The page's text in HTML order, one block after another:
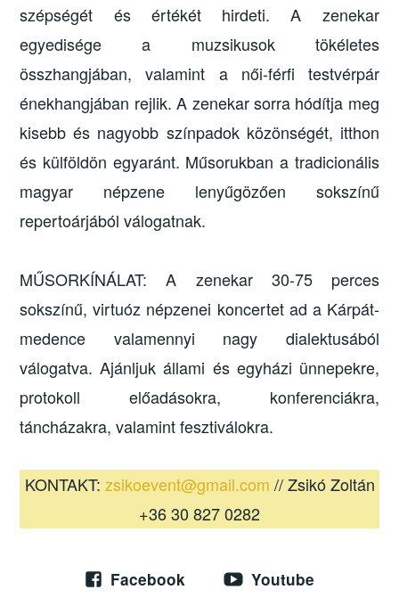
szépségét és értékét hirdeti. A zenekar
egyedisége a muzsikusok tökéletes
összhangjában, valamint a női-férfi testvérpár
énekhangjában rejlik. A zenekar sorra hódítja meg
kisebb és nagyobb színpadok közönségét, itthon
és külföldön egyaránt. Műsorukban a tradicionális
magyar népzene lenyűgözően sokszínű
repertoárjából válogatnak.
MŰSORKÍNÁLAT: A zenekar 30-75 perces
sokszínű, virtuóz népzenei koncertet ad a Kárpát-
medence valamennyi nagy dialektusából
válogatva. Ajánljuk állami és egyházi ünnepekre,
protokoll előadásokra, konferenciákra,
táncházakra, valamint fesztiválokra.
KONTAKT: zsikoevent@gmail.com // Zsikó Zoltán
+36 30 827 0282
Facebook
Youtube